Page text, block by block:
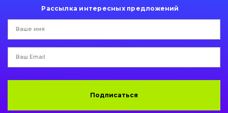
Рассылка интересных предложений
Подписаться